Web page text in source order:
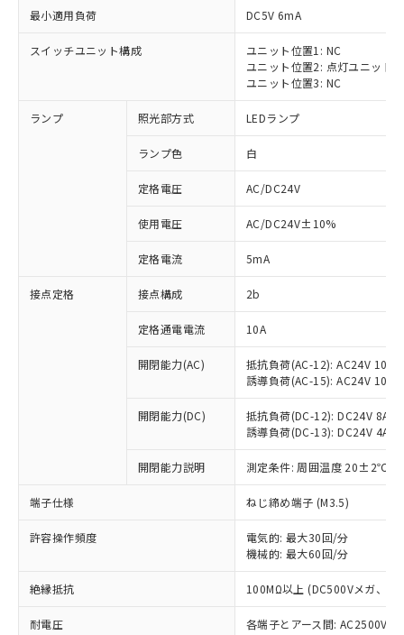
最小適用負荷 DC5V 6mA
スイッチユニット構成
ユニット位置1: NC
ユニット位置2: 点灯ユニット
ユニット位置3: NC
ランプ 照光部方式 LEDランプ
ランプ色 白
定格電圧 AC/DC24V
使用電圧 AC/DC24V±10%
定格電流 5mA
接点定格 接点構成 2b
定格通電電流 10A
開閉能力(AC)
抵抗負荷(AC-12): AC24V 10A/
誘導負荷(AC-15): AC24V
開閉能力(DC)
抵抗負荷(DC-12): DC24V 8A/
誘導負荷(DC-13): DC24V 4A/
開閉能力説明 測定条件: 周囲温度 20±2℃、
端子仕様 ねじ締め端子 (M3.5)
許容操作頻度
電気的: 最大30回/分
機械的: 最大60回/分
絶縁抵抗 100MΩ以上 (DC500Vメガ、点
耐電圧
各端子とアース間: AC2500V
ご利用条件
以下の条件をお読みいただき、同意のうえ
本サービスは、当社制御機器事業取扱
商品の当社在庫状況および標準価格
(税抜)を提供させていただくもので
当社制御機器事業取扱商品の中には、
本サービスの対象外となる商品もある
ことをご了承ください。
在庫状況および標準価格照会結果は、
記載している更新日時点での社内デー
タに基づき作成されるものであり、閲
覧された時点での実際の在庫および標
準価格とは異なる場合があることをご
対応済み：EU RoHS指令（10物質）の
非含有に対応した製品が提供可能な商品で
対応予定：EU RoHS指令（10物質）の非含
有に対応した製品に切り替える予定のある
対応予定なし：EU RoHS指令（10物質）の
非含有に非対応の商品で、対応品を出す予
調査・確認中：EU RoHS指令（10物質）の
非含有の対応状況を調査中または確認中の
非該当品：ライセンス料など無形物で、有
害物質有無と関係のない商品です。
仕入先様の事情により、非含有部品として
いたものが、含有品と判明した場合などや
むを得ず変更することがあります。
*EU RoHS指令（10物質）：
鉛(Pb) 1000ppm以下、 水銀(Hg) 1000ppm以下、 カド
六価クロム(Cr(Ⅵ)) 1000ppm以下、ポリ臭化ビフェニル
※1 中国RoHS○×表
「○」：最大均質材料含有率が中国RoHSの
基準値以下であることを示します。
「×」：最大均質材料含有率が中国RoHSの
基準値を超えていることを示します。
「－」：未確認です。当社販売部門へお問
*中国RoHS10物質の基準値 (GB/T26572)：
当社は、これら貴社製品のうち、外国
為替および外国貿易法に定める商品
（以下｢規制貨物等」という）を輸出
または国外への提供する場合は、日本
国政府の輸出許可(または役務取引許
可)を取得するなどの必要な手続きを